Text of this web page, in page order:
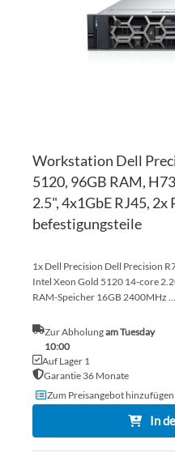
Workstation Dell
5120, 96GB RAM,
2.5", 4x1GbE RJ45, 2x
befestigungsteile
1x Dell Precision Dell Precision
Intel Xeon Gold 5120 14-core
RAM-Speicher 16GB 2400MHz ...
Zur Abholungam Tuesday
10:00
Auf Lager 1
Garantie 36 Monate
Zum Preisangebot hinzufügen
In